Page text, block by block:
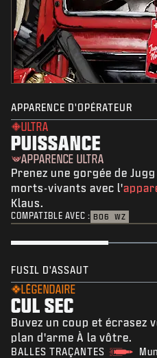
APPARENCE D'OPÉRATEUR
ULTRA
PUISSANCE
APPARENCE ULTRA
Prenez une gorgée de
morts-vivants avec l'
Klaus.
COMPATIBLE AVEC : BO6 WZ
FUSIL D'ASSAUT
LÉGENDAIRE
CUL SEC
Buvez un coup et écrasez
plan d'arme À la vôtre.
BALLES TRAÇANTES